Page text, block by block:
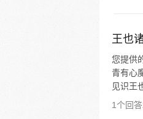
王也
您提供
青有心
见识王
1个回答